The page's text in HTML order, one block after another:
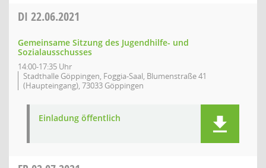
DI 22.06.2021
Gemeinsame Sitzung des Jugendhilfe- und
Sozialausschusses
14:00-17:35 Uhr
Stadthalle Göppingen, Foggia-Saal, Blumenstraße 41
(Haupteingang), 73033 Göppingen
Einladung öffentlich